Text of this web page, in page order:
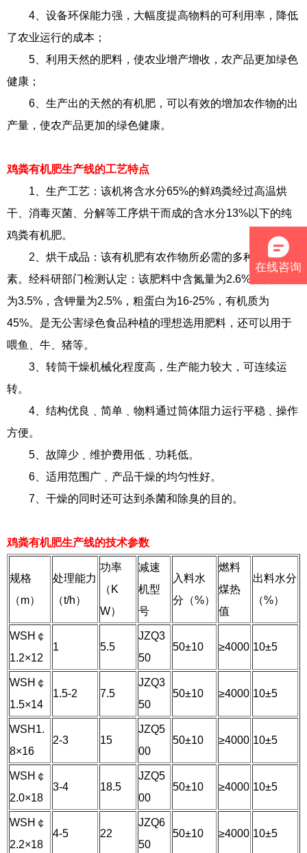
4、设备环保能力强，大幅度提高物料的可利用率，降低
了农业运行的成本；
5、利用天然的肥料，使农业增产增收，农产品更加绿色
健康；
6、生产出的天然的有机肥，可以有效的增加农作物的出
产量，使农产品更加的绿色健康。
鸡粪有机肥生产线的工艺特点
1、生产工艺：该机将含水分65%的鲜鸡粪经过高温烘
干、消毒灭菌、分解等工序烘干而成的含水分13%以下的纯
鸡粪有机肥。
2、烘干成品：该有机肥有农作物所必需的多种营养元
素。经科研部门检测认定：该肥料中含氮量为2.6%，含磷量
为3.5%，含钾量为2.5%，粗蛋白为16-25%，有机质为
45%。是无公害绿色食品种植的理想选用肥料，还可以用于
喂鱼、牛、猪等。
3、转筒干燥机械化程度高，生产能力较大，可连续运
转。
4、结构优良﹑简单﹑物料通过筒体阻力运行平稳﹑操作
方便。
5、故障少﹑维护费用低﹑功耗低。
6、适用范围广﹑产品干燥的均匀性好。
7、干燥的同时还可达到杀菌和除臭的目的。
鸡粪有机肥生产线的技术参数
规格
（m）
处理能力
（t/h）
功率
（K
W）
减速
机型
号
入料水
分（%）
燃料
煤热
值
出料水分
（%）
WSH￠
1.2×12
1 5.5
JZQ3
50
50±10 ≥4000 10±5
WSH￠
1.5×14
1.5-2 7.5
JZQ3
50
50±10 ≥4000 10±5
WSH1.
8×16
2-3 15
JZQ5
00
50±10 ≥4000 10±5
WSH￠
2.0×18
3-4 18.5
JZQ5
00
50±10 ≥4000 10±5
WSH￠
2.2×18
4-5 22
JZQ6
50
50±10 ≥4000 10±5
在线咨询